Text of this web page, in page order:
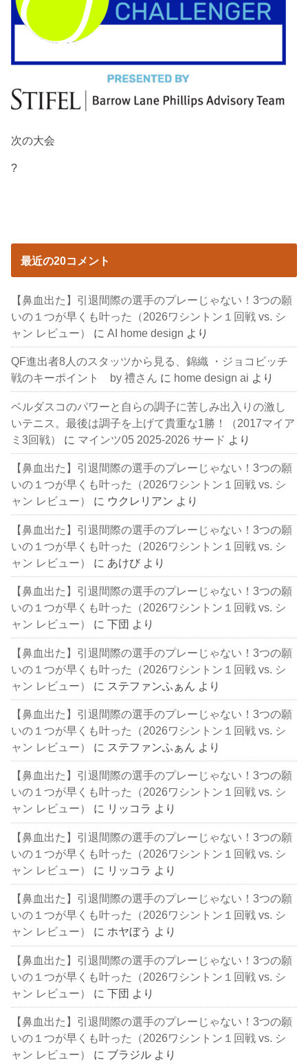
次の大会
?
最近の20コメント
【鼻血出た】引退間際の選手のプレーじゃない！3つの願
いの１つが早くも叶った（2026ワシントン１回戦 vs. シ
ャン レビュー）
にAI home design より
QF進出者8人のスタッツから見る、錦織 ・ジョコビッチ
戦のキーポイント by 禮さん に home design ai より
ベルダスコのパワーと自らの調子に苦しみ出入りの激し
いテニス。最後は調子を上げて貴重な1勝！（2017マイア
ミ3回戦）
に マインツ05 2025-2026 サード より
【鼻血出た】引退間際の選手のプレーじゃない！3つの願
いの１つが早くも叶った（2026ワシントン１回戦 vs. シ
ャン レビュー）
に ウクレリアン より
【鼻血出た】引退間際の選手のプレーじゃない！3つの願
いの１つが早くも叶った（2026ワシントン１回戦 vs. シ
ャン レビュー）
に あけび より
【鼻血出た】引退間際の選手のプレーじゃない！3つの願
いの１つが早くも叶った（2026ワシントン１回戦 vs. シ
ャン レビュー）
に下団 より
【鼻血出た】引退間際の選手のプレーじゃない！3つの願
いの１つが早くも叶った（2026ワシントン１回戦 vs. シ
ャン レビュー）
に ステファンふぁん より
【鼻血出た】引退間際の選手のプレーじゃない！3つの願
いの１つが早くも叶った（2026ワシントン１回戦 vs. シ
ャン レビュー）
に ステファンふぁん より
【鼻血出た】引退間際の選手のプレーじゃない！3つの願
いの１つが早くも叶った（2026ワシントン１回戦 vs. シ
ャン レビュー）
に リッコラ より
【鼻血出た】引退間際の選手のプレーじゃない！3つの願
いの１つが早くも叶った（2026ワシントン１回戦 vs. シ
ャン レビュー）
に リッコラ より
【鼻血出た】引退間際の選手のプレーじゃない！3つの願
いの１つが早くも叶った（2026ワシントン１回戦 vs. シ
ャン レビュー）
に ホヤぼう より
【鼻血出た】引退間際の選手のプレーじゃない！3つの願
いの１つが早くも叶った（2026ワシントン１回戦 vs. シ
ャン レビュー）
に下団 より
【鼻血出た】引退間際の選手のプレーじゃない！3つの願
いの１つが早くも叶った（2026ワシントン１回戦 vs. シ
ャン レビュー）
に ブラジル より